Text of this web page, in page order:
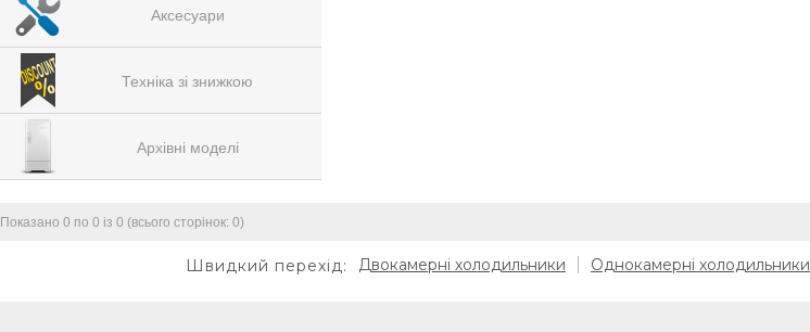
Аксесуари
Техніка зі знижкою
Архівні моделі
Показано 0 по 0 із 0 (всього сторінок: 0)
Швидкий перехід: Двокамерні холодильники Однокамерні холодильники